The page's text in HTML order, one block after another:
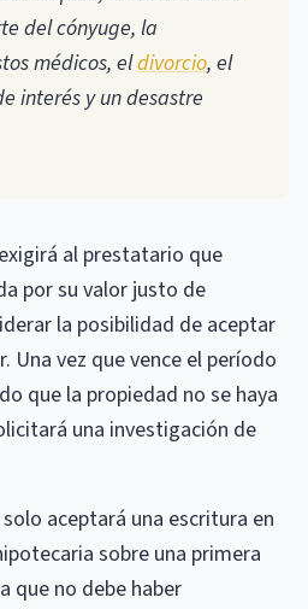
del cónyuge, la
médicos, eldivorcio, el
interés y un desastre
exigirá al prestatario que
por su valor justo de
la posibilidad de aceptar
Una vez que vence el período
que la propiedad no se haya
una investigación de
aceptará una escritura en
sobre una primera
que no debe haber